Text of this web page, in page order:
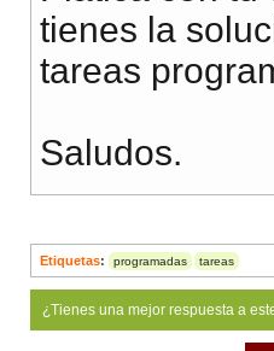
tienes la
tareas
Saludos.
Etiquetas: programadas tareas
¿Tienes una mejor respuesta a